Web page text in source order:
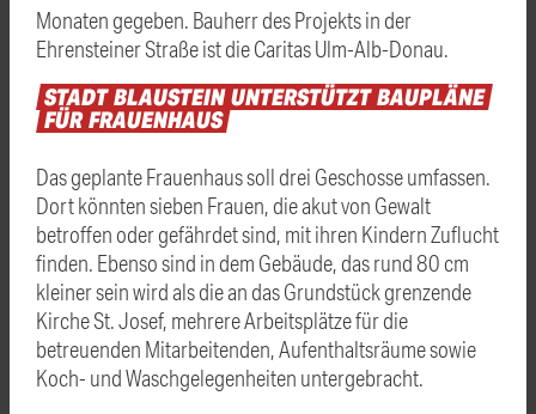
Monaten gegeben. Bauherr des Projekts in der
Ehrensteiner Straße ist die Caritas Ulm-Alb-Donau.
STADTBLAUSTEINUNTERSTÜTZTBAUPLÄNE
FÜRFRAUENHAUS
Das geplante Frauenhaus soll drei Geschosse umfassen.
Dort könnten sieben Frauen, die akut von Gewalt
betroffen oder gefährdet sind, mit ihren Kindern Zuflucht
finden. Ebenso sind in dem Gebäude, das rund 80 cm
kleiner sein wird als die an das Grundstück grenzende
Kirche St. Josef, mehrere Arbeitsplätze für die
betreuenden Mitarbeitenden, Aufenthaltsräume sowie
Koch- und Waschgelegenheiten untergebracht.